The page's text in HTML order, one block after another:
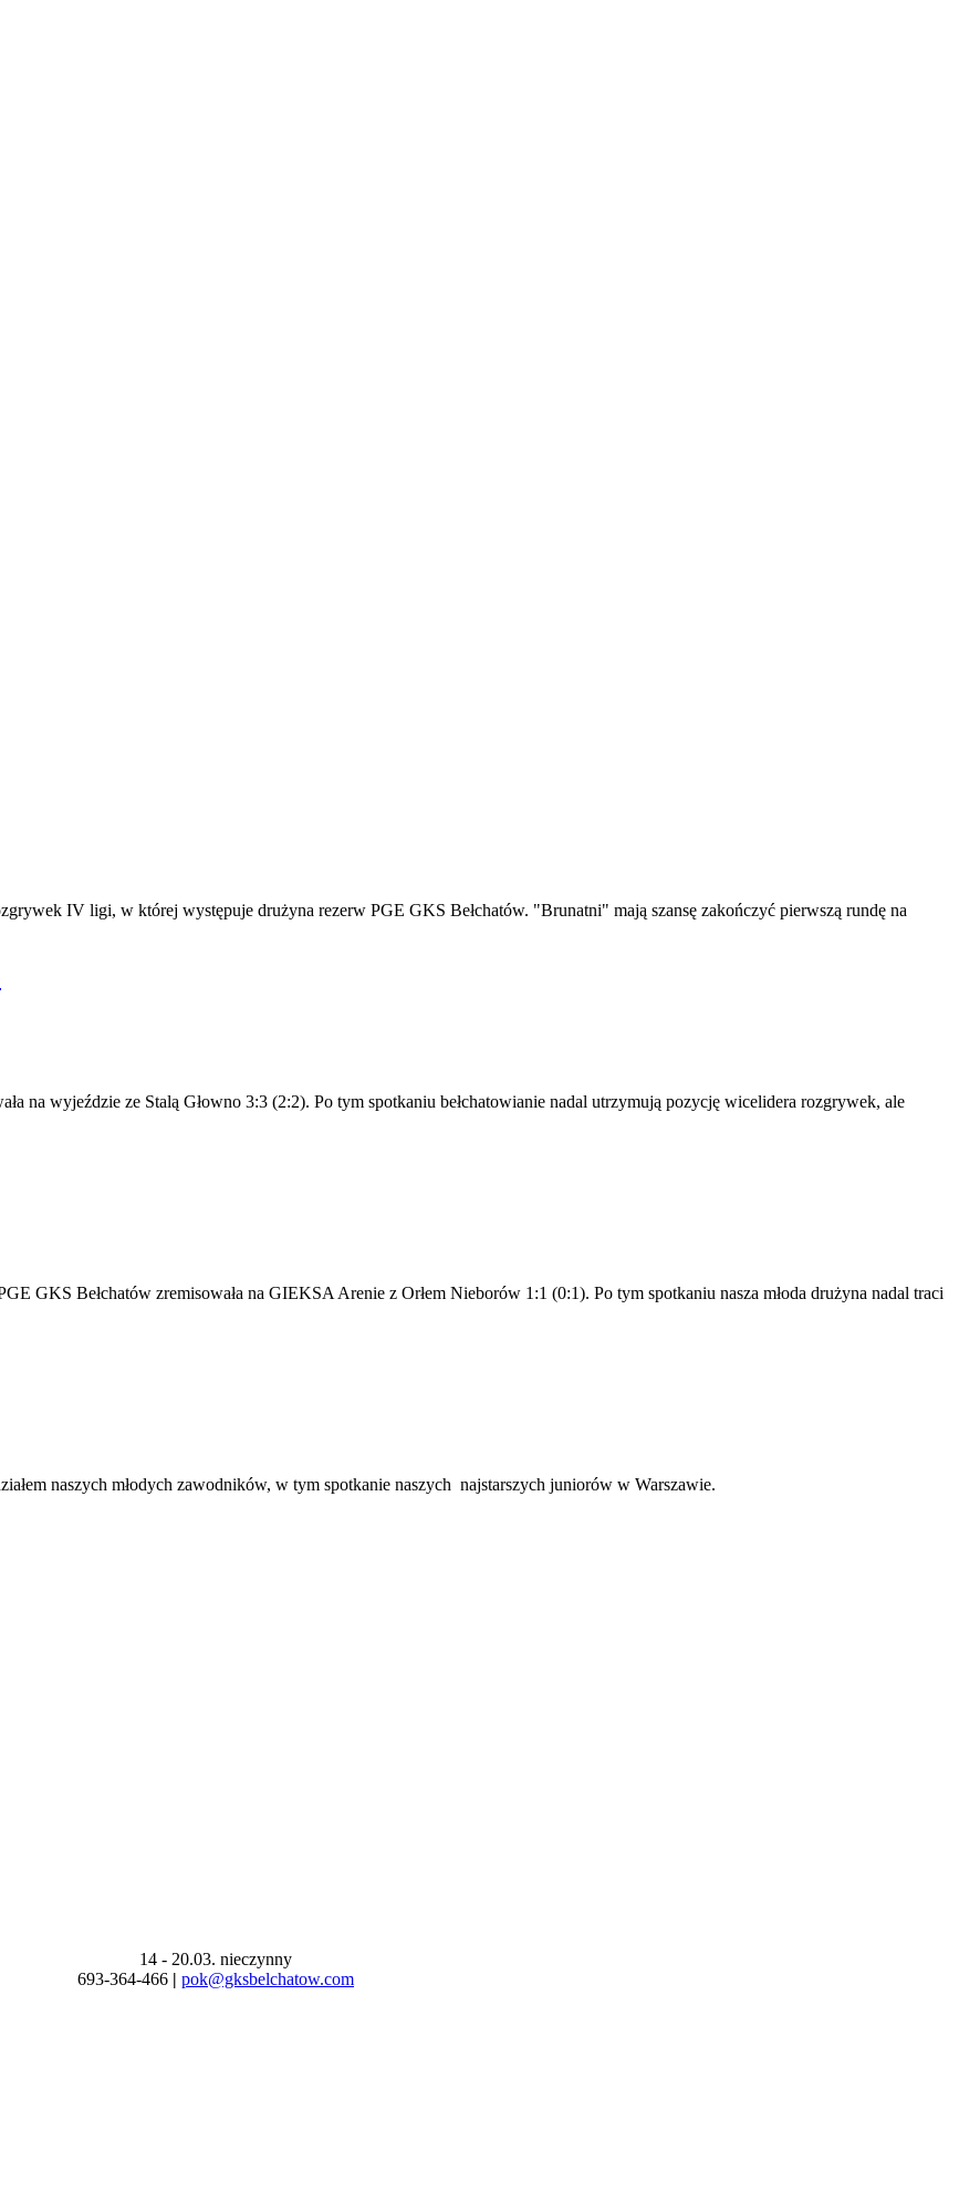
IV ligi, w której występuje drużyna rezerw PGE GKS Bełchatów. "Brunatni" mają szansę zakończyć pierwszą rundę na
na wyjeździe ze Stalą Głowno 3:3 (2:2). Po tym spotkaniu bełchatowianie nadal utrzymują pozycję wicelidera rozgrywek, ale
GKS Bełchatów zremisowała na GIEKSA Arenie z Orłem Nieborów 1:1 (0:1). Po tym spotkaniu nasza młoda drużyna nadal traci
naszych młodych zawodników, w tym spotkanie naszych najstarszych juniorów w Warszawie.
14 - 20.03. nieczynny
693-364-466 | pok@gksbelchatow.com